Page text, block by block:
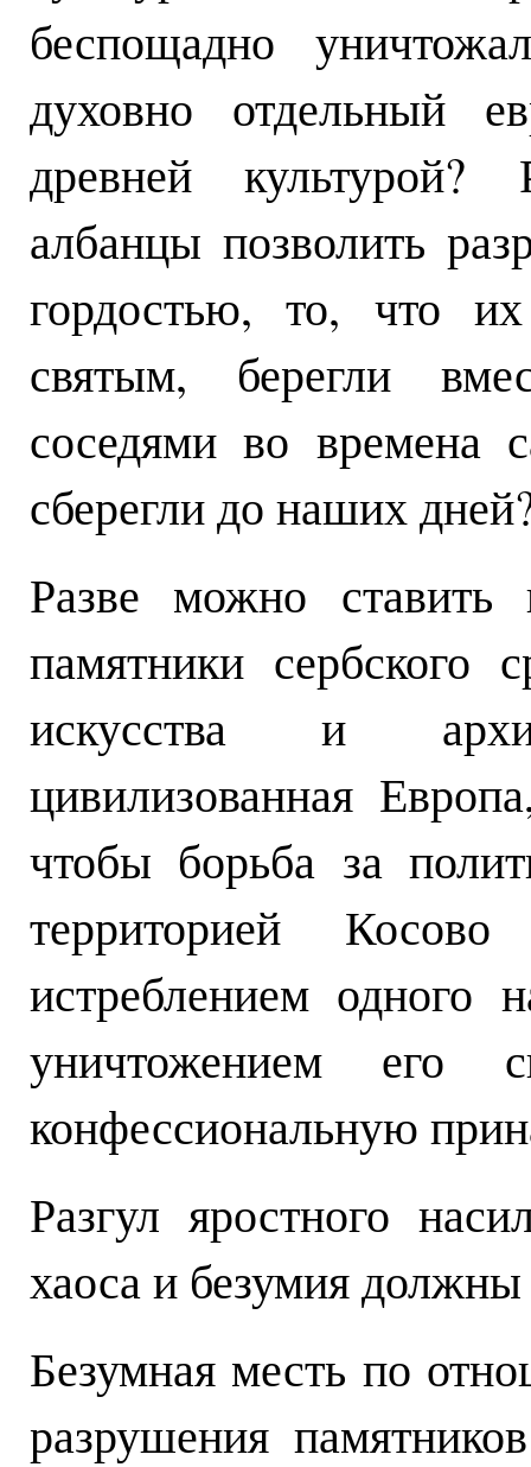
беспощадно
духовно отдельный
древней культурой?
албанцы позволить
гордостью, то, что
святым, берегли
соседями во времена
сберегли до наших
Разве можно ставить
памятники сербского
искусства и
цивилизованная
чтобы борьба за
территорией
истреблением одного
уничтожением его
конфессиональную
Разгул яростного
хаоса и безумия
Безумная месть по
разрушения